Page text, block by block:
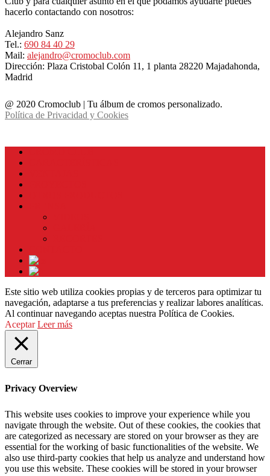
hacerlo contactando con nosotros:
Alejandro Sanz
Tel.: 690 84 40 29
Mail: alejandro@cromoclub.com
Dirección: Plaza Cristobal Colón 11, 1 planta 28220 Majadahonda,
Madrid
@ 2020 Cromoclub | Tu álbum de cromos personalizado.
Política de Privacidad y Cookies
Este sitio web utiliza cookies propias y de terceros para optimizar tu
navegación, adaptarse a tus preferencias y realizar labores analíticas.
Al continuar navegando aceptas nuestra Política de Cookies.
Aceptar Leer más
Cerrar
Privacy Overview
This website uses cookies to improve your experience while you
navigate through the website. Out of these cookies, the cookies that
are categorized as necessary are stored on your browser as they are
essential for the working of basic functionalities of the website. We
also use third-party cookies that help us analyze and understand how
you use this website. These cookies will be stored in your browser